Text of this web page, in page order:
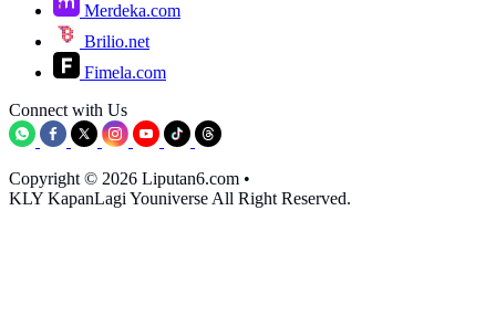
Merdeka.com
Brilio.net
Fimela.com
Connect with Us
Copyright © 2026 Liputan6.com •
KLY KapanLagi Youniverse All Right Reserved.